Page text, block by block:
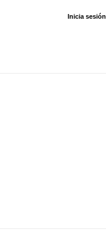
Inicia sesión